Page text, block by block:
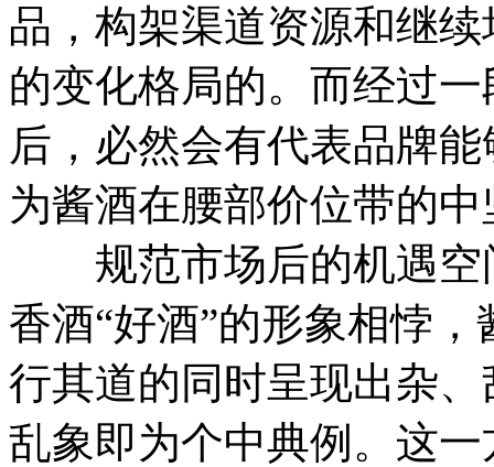
品，构架渠道资源和继
的变化格局的。而经过
后，必然会有代表品牌
为酱酒在腰部价位带的
规范市场后的机遇空
香酒“好酒”的形象相悖
行其道的同时呈现出杂
乱象即为个中典例。这